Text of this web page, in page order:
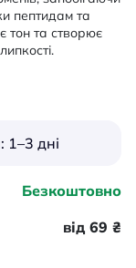
пептидам та
тон та створює
1–3 дні
Безкоштовно
від 69 ₴